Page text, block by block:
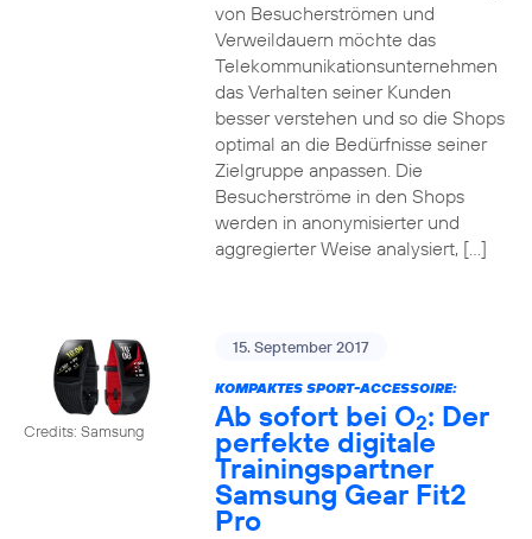
von Besucherströmen und
Verweildauern möchte das
Telekommunikationsunternehmen
das Verhalten seiner Kunden
besser verstehen und so die Shops
optimal an die Bedürfnisse seiner
Zielgruppe anpassen. Die
Besucherströme in den Shops
werden in anonymisierter und
aggregierter Weise analysiert, […]
Credits: Samsung
15. September 2017
KOMPAKTES SPORT-ACCESSOIRE:
Ab sofort bei O2: Der
perfekte digitale
Trainingspartner
Samsung Gear Fit2
Pro